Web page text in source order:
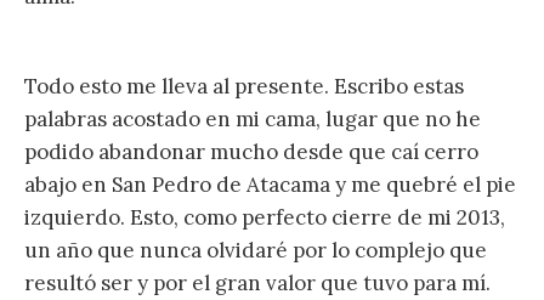
Todo esto me lleva al presente. Escribo estas
palabras acostado en mi cama, lugar que no he
podido abandonar mucho desde que caí cerro
abajo en San Pedro de Atacama y me quebré el pie
izquierdo. Esto, como perfecto cierre de mi 2013,
un año que nunca olvidaré por lo complejo que
resultó ser y por el gran valor que tuvo para mí.